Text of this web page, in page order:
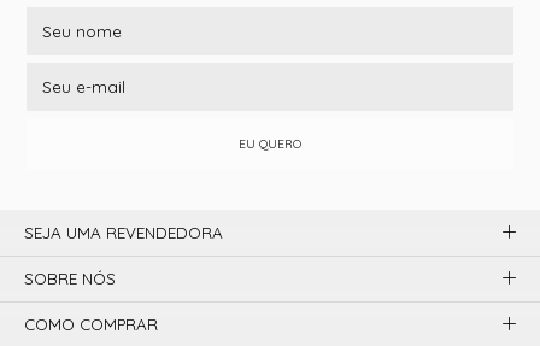
EU QUERO
SEJA UMA REVENDEDORA
SOBRE NÓS
COMO COMPRAR